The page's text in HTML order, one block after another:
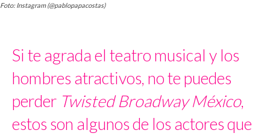
Foto: Instagram (@pablopapacostas)
Si te agrada el teatro musical y los
hombres atractivos, no te puedes
perder Twisted Broadway México,
estos son algunos de los actores que